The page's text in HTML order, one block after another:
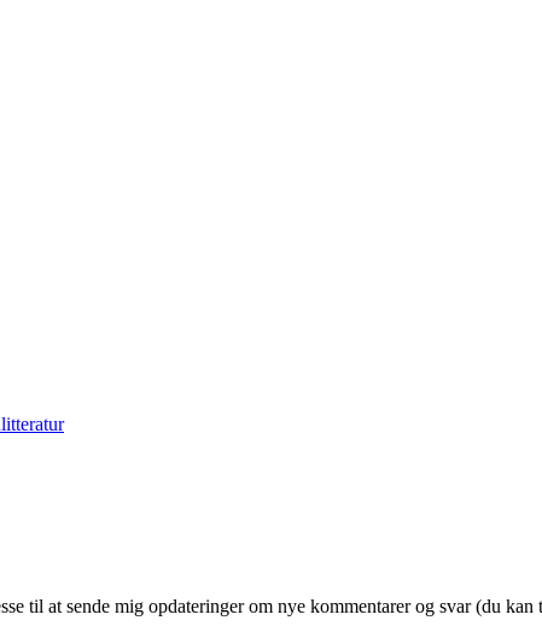
til at sende mig opdateringer om nye kommentarer og svar (du